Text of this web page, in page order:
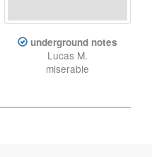
underground notes
Lucas M.
miserable